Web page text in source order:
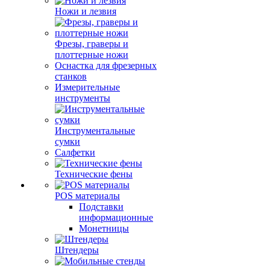
Ножи и лезвия
Фрезы, граверы и
плоттерные ножи
Оснастка для фрезерных
станков
Измерительные
инструменты
Инструментальные
сумки
Салфетки
Технические фены
POS материалы
Подставки
информационные
Монетницы
Штендеры